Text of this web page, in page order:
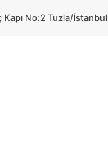
Kapı No:2 Tuzla/İstanbul